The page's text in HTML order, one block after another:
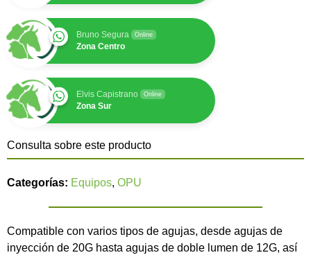
Bruno Segura Online
Zona Centro
Elvis Capistrano Online
Zona Sur
Consulta sobre este producto
Categorías: Equipos, OPU
Compatible con varios tipos de agujas, desde agujas de
inyección de 20G hasta agujas de doble lumen de 12G, así